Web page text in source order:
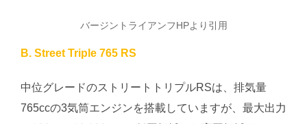
バージントライアンフHPより引用
B. Street Triple 765 RS
中位グレードのストリートトリプルRSは、排気量
765ccの3気筒エンジンを搭載していますが、最大出力